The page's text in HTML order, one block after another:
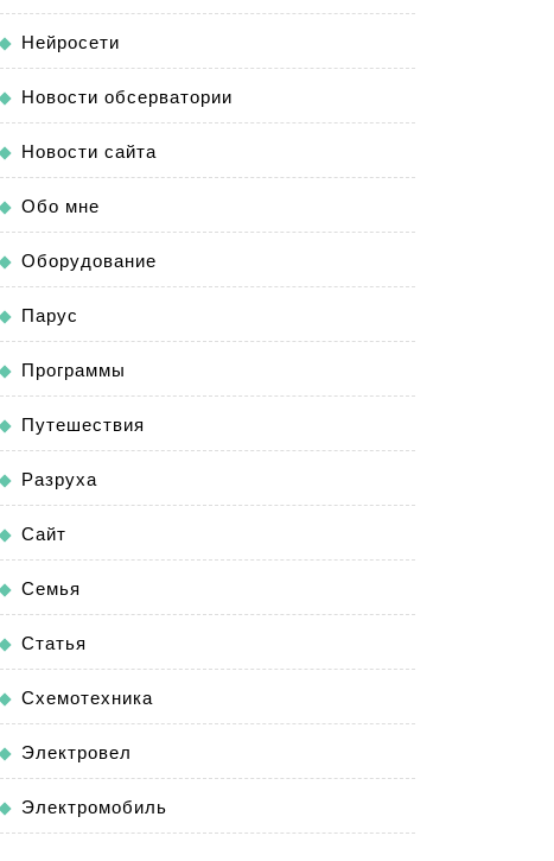
Нейросети
Новости обсерватории
Новости сайта
Обо мне
Оборудование
Парус
Программы
Путешествия
Разруха
Сайт
Семья
Статья
Схемотехника
Электровел
Электромобиль